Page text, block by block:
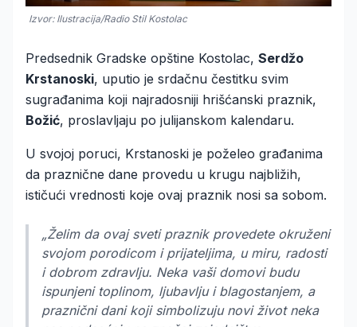
Izvor: Ilustracija/Radio Stil Kostolac
Predsednik Gradske opštine Kostolac, Serdžo
Krstanoski, uputio je srdačnu čestitku svim
sugrađanima koji najradosniji hrišćanski praznik,
Božić, proslavljaju po julijanskom kalendaru.
U svojoj poruci, Krstanoski je poželeo građanima
da praznične dane provedu u krugu najbližih,
ističući vrednosti koje ovaj praznik nosi sa sobom.
„Želim da ovaj sveti praznik provedete okruženi
svojom porodicom i prijateljima, u miru, radosti
i dobrom zdravlju. Neka vaši domovi budu
ispunjeni toplinom, ljubavlju i blagostanjem, a
praznični dani koji simbolizuju novi život neka